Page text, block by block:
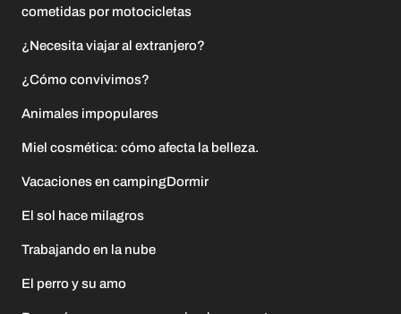
cometidas por motocicletas
¿Necesita viajar al extranjero?
¿Cómo convivimos?
Animales impopulares
Miel cosmética: cómo afecta la belleza.
Vacaciones en campingDormir
El sol hace milagros
Trabajando en la nube
El perro y su amo